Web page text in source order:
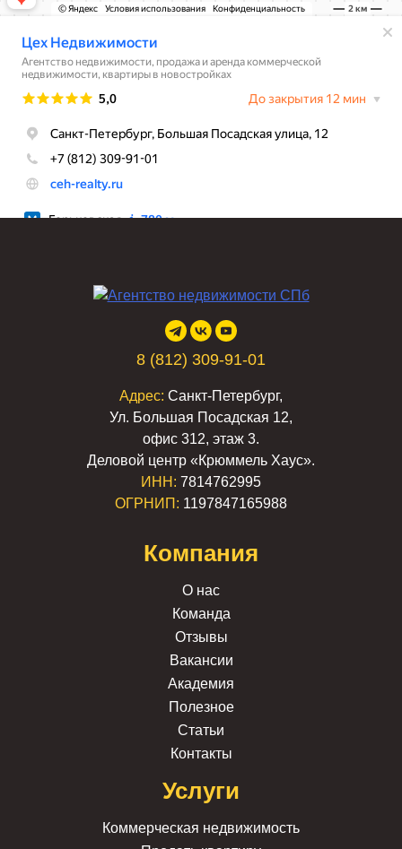
8 (812) 309-91-01
Адрес: Санкт-Петербург,
Ул. Большая Посадская 12,
офис 312, этаж 3.
Деловой центр «Крюммель Хаус».
ИНН: 7814762995
ОГРНИП: 1197847165988
Компания
О нас
Команда
Отзывы
Вакансии
Академия
Полезное
Статьи
Контакты
Услуги
Коммерческая недвижимость